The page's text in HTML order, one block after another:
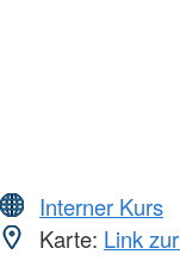
Interner Kurs
Karte: Link